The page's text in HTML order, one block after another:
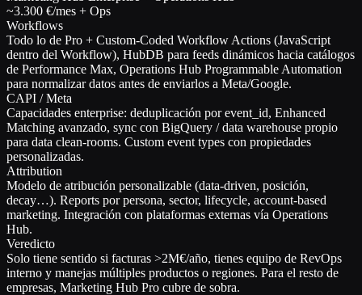
~3.300 €/mes + Ops
Workflows
Todo lo de Pro + Custom-Coded Workflow Actions (JavaScript
dentro del Workflow), HubDB para feeds dinámicos hacia catálogos
de Performance Max, Operations Hub Programmable Automation
para normalizar datos antes de enviarlos a Meta/Google.
CAPI / Meta
Capacidades enterprise: deduplicación por event_id, Enhanced
Matching avanzado, sync con BigQuery / data warehouse propio
para data clean-rooms. Custom event types con propiedades
personalizadas.
Attribution
Modelo de atribución personalizable (data-driven, posición,
decay…). Reports por persona, sector, lifecycle, account-based
marketing. Integración con plataformas externas vía Operations
Hub.
Veredicto
Solo tiene sentido si facturas >2M€/año, tienes equipo de RevOps
interno y manejas múltiples productos o regiones. Para el resto de
empresas, Marketing Hub Pro cubre de sobra.